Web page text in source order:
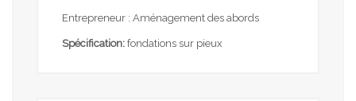
Entrepreneur : Aménagement des abords
Spécification: fondations sur pieux